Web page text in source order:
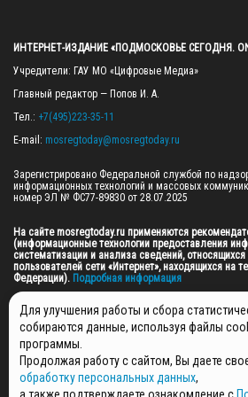
ИНТЕРНЕТ-ИЗДАНИЕ «ПОДМОСКОВЬЕ СЕГОДНЯ.
Учредители: ГАУ МО «Цифровые Медиа»
Главный редактор — Попов И. А.
Тел.: +7(495)223-35-11
E-mail: mosregtoday@mosregtoday.ru
Зарегистрировано Федеральной службой по
информационных технологий и массовых
номер ЭЛ № ФС77-89830 от 28.07.2025
На сайте mosregtoday.ru применяются
(информационные технологии предоставления
систематизации и анализа сведений,
пользователей сети «Интернет», находящихся на
Федерации). Подробная информация
© 2026 ПРАВА НА ВСЕ МАТЕРИАЛЫ САЙТА
МЕДИА" (ОГРН: 1255000059467).
ПОЛИТИКА ОБРАБОТКИ И ЗАЩИТЫ
НОВОСТИ
Для улучшения работы и сбора
собираются данные, используя файлы
программы.
Продолжая работу с сайтом, Вы даете
обработку персональных данных,